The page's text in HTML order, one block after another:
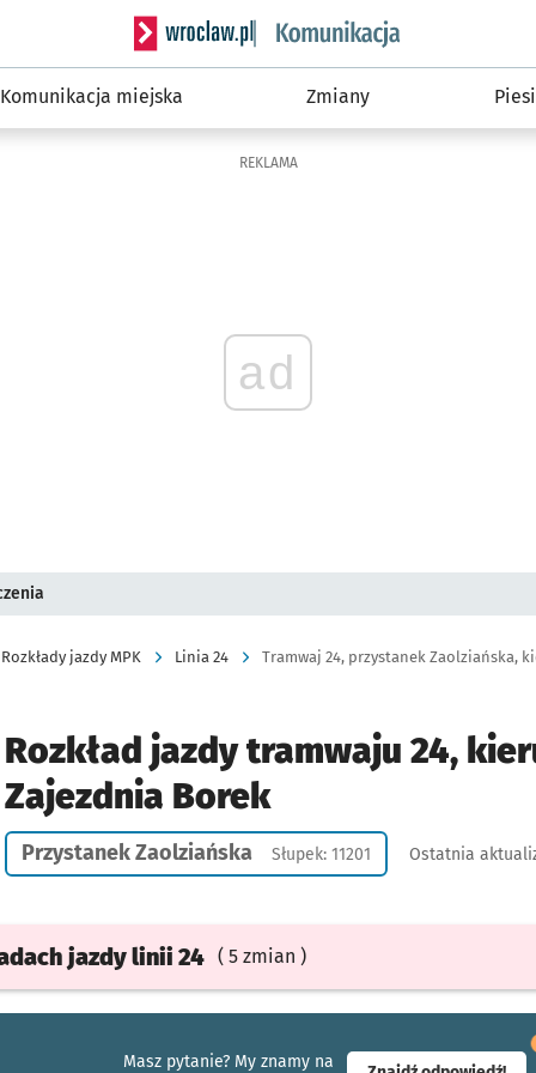
Serwis informacyjny wroclaw.pl podserwis:
Komunikacja miejska Zmiany Piesi
REKLAMA
ad
Rozkłady jazdy MPK Linia 24 Tramwaj 24, przystanek Zaolziańska,
Rozkład jazdy tramwaju 24,
Zajezdnia Borek
Przystanek Zaolziańska Słupek: 11201 Ostatnia
jazdylinii 24 ( 5 zmian )
Masz pytanie? My znamy na